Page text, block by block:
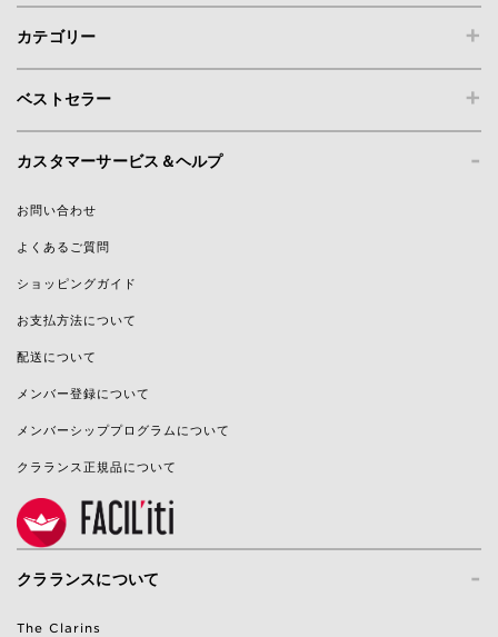
+
カテゴリー
+
ベストセラー
-
カスタマーサービス＆ヘルプ
お問い合わせ
よくあるご質問
ショッピングガイド
お支払方法について
配送について
メンバー登録について
メンバーシッププログラムについて
クラランス正規品について
-
クラランスについて
The Clarins